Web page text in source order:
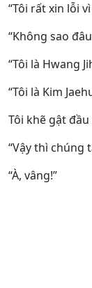
“Tôi rất xin lỗi
“Không sao
“Tôi là Hwang
“Tôi là Kim
Tôi khẽ gật
“Vậy thì chúng
“À, vâng!”